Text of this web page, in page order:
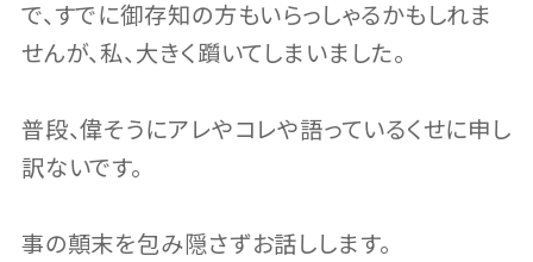
で、すでに御存知の方もいらっしゃるかもしれま
せんが、私、大きく躓いてしまいました。
普段、偉そうにアレやコレや語っているくせに申し
訳ないです。
事の顛末を包み隠さずお話しします。